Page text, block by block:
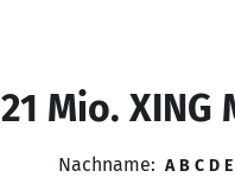
21 Mio.
Nachname: A B C D E